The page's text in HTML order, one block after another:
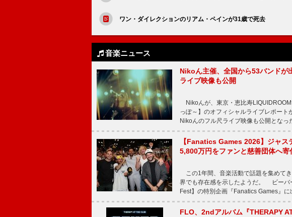
ワン・ダイレクションのリアム・ペインが31歳で死去
音楽ニュース
Nikoん主催、全国から53バンドが
ライブ映像も公開
Nikoんが、東京・恵比寿
っぽ～】のオフィシャルライブレポー
Nikoんのフル尺ライブ映像も公開とな
【Fanatics Games 2026】ジャス
5,800万円をファンと慈善団体へ寄
この1年間、音楽活動で話題を集めて
界でも存在感を示したようだ。 ビーバ
Fest】の特別企画『Fanatics Games』
FLO、2ndアルバム『THERAPY